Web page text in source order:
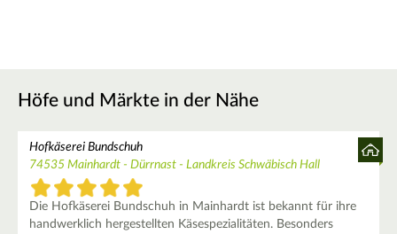
Höfe und Märkte in der Nähe
Hofkäserei Bundschuh
74535 Mainhardt - Dürrnast - Landkreis Schwäbisch Hall
Die Hofkäserei Bundschuh in Mainhardt ist bekannt für ihre
handwerklich hergestellten Käsespezialitäten. Besonders